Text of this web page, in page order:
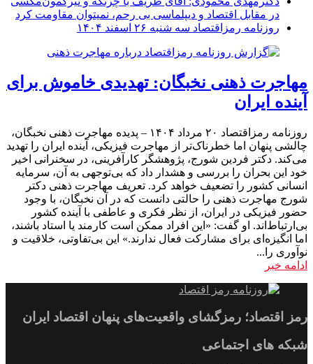
در مقابل اقتصاد و دیپلماسی بی رحم، نمیتوان مقاومت کرد
روزنامه رمزاقتصاد سه شنبه ۲۶ اسفند ۱۴۰۴
مهاجرت ذهنی نخبگان: تهدیدی خاموش برای
آینده ایران
روزنامه رمزاقتصاد ۲۰ مرداد ۱۴۰۴ – پدیده مهاجرت ذهنی نخبگان،
چالشی پنهان اما خطرناک‌تر از مهاجرت فیزیکی، آینده ایران را تهدید
می‌کند. دکتر فردین شورج، پژوهشگر کارآفرینی، در سخنرانی اخیر
خود این بحران را بررسی و هشدار داد که بی‌توجهی به آن، سرمایه
انسانی کشور را تضعیف خواهد کرد. تعریف مهاجرت ذهنی دکتر
شورج مهاجرت ذهنی را حالتی دانست که در آن نخبگان، با وجود
حضور فیزیکی در ایران، از نظر فکری و عاطفی با آینده کشور
بی‌ارتباط‌اند. او گفت: «این افراد ممکن است کارمند یا استاد باشند،
اما انگیزه‌ای برای مشارکت فعال ندارند.» این بی‌تفاوتی، خلاقیت و
نوآوری را...
ادامه خبر
رمز اقتصاد؛ رمزگشای واقعیت‌های پنهان اقتصاد ایران
شبکه های اجتماعی